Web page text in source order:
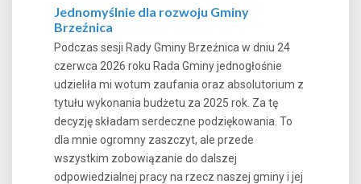
Jednomyślnie dla rozwoju Gminy
Brzeźnica
Podczas sesji Rady Gminy Brzeźnica w dniu 24
czerwca 2026 roku Rada Gminy jednogłośnie
udzieliła mi wotum zaufania oraz absolutorium z
tytułu wykonania budżetu za 2025 rok. Za tę
decyzję składam serdeczne podziękowania. To
dla mnie ogromny zaszczyt, ale przede
wszystkim zobowiązanie do dalszej
odpowiedzialnej pracy na rzecz naszej gminy i jej